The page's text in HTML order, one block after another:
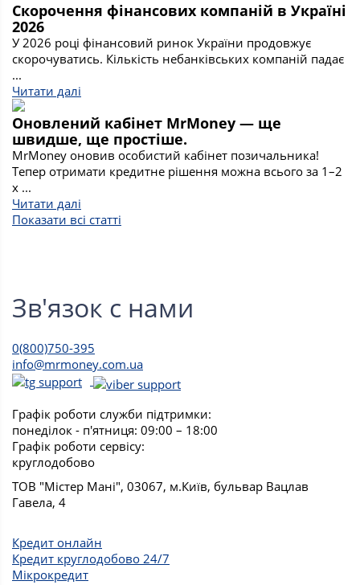
Скорочення фінансових компаній в Україні
2026
У 2026 році фінансовий ринок України продовжує
скорочуватись. Кількість небанківських компаній падає
...
Читати далі
Оновлений кабінет MrMoney — ще
швидше, ще простіше.
MrMoney оновив особистий кабінет позичальника!
Тепер отримати кредитне рішення можна всього за 1–2
х ...
Читати далі
Показати всі статті
Зв'язок с нами
0(800)750-395
info@mrmoney.com.ua
Графік роботи служби підтримки:
понеділок - п'ятниця: 09:00 – 18:00
Графік роботи сервісу:
круглодобово
ТОВ "Містер Мані", 03067, м.Київ, бульвар Вацлав
Гавела, 4
Кредит онлайн
Кредит круглодобово 24/7
Мікрокредит